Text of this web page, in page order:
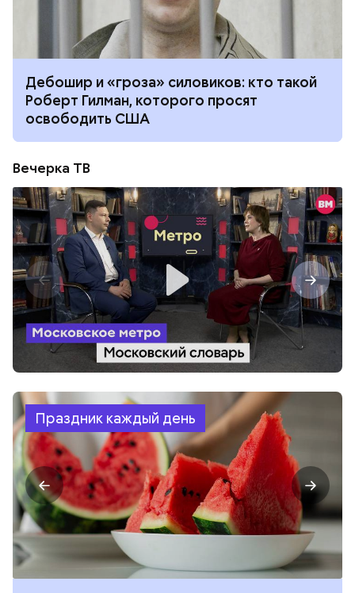
и «гроза» силовиков: кто такой
Гилман, которого просят
США
Вечерка ТВ
Праздник каждый день